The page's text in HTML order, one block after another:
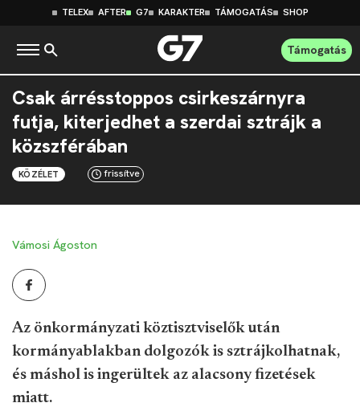
TELEX AFTER G7 KARAKTER TÁMOGATÁS SHOP
Támogatás
Csak árrésstoppos csirkeszárnyra
futja, kiterjedhet a szerdai sztrájk a
közszférában
KÖZÉLET frissítve
Vámosi Ágoston
Az önkormányzati köztisztviselők után
kormányablakban dolgozók is sztrájkolhatnak,
és máshol is ingerültek az alacsony fizetések
miatt.